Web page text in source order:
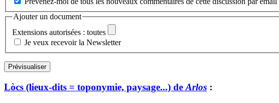
Ajouter un document
Extensions autorisées : toutes
Je veux recevoir la Newsletter
Lòcs (lieux-dits = toponymie, paysage...) de Arlos :